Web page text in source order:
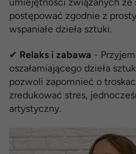
postępować zgodnie z
wspaniałe dzieła sztuki.
✔ Relaks i zabawa -
oszałamiającego dzieła
pozwoli zapomnieć o
zredukować stres,
artystyczny.